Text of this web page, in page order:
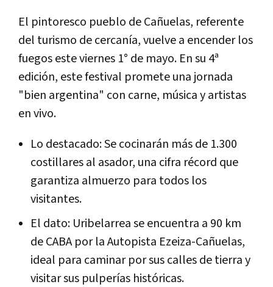
El pintoresco pueblo de Cañuelas, referente
del turismo de cercanía, vuelve a encender los
fuegos este viernes 1° de mayo. En su 4ª
edición, este festival promete una jornada
"bien argentina" con carne, música y artistas
en vivo.
Lo destacado: Se cocinarán más de 1.300
costillares al asador, una cifra récord que
garantiza almuerzo para todos los
visitantes.
El dato: Uribelarrea se encuentra a 90 km
de CABA por la Autopista Ezeiza-Cañuelas,
ideal para caminar por sus calles de tierra y
visitar sus pulperías históricas.